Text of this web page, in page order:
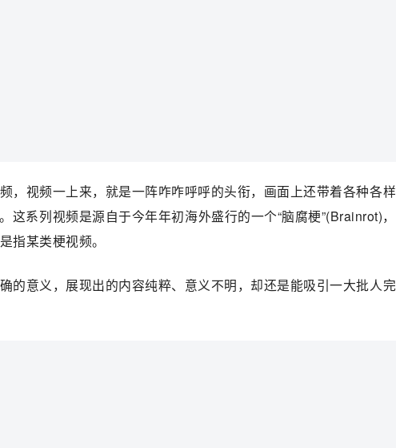
，视频一上来，就是一阵咋咋呼呼的头衔，画面上还带着各种各样
这系列视频是源自于今年年初海外盛行的一个“脑腐梗”(Brainrot)，
指某类梗视频。
的意义，展现出的内容纯粹、意义不明，却还是能吸引一大批人完